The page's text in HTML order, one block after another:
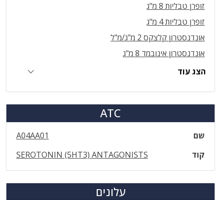
זופרן טבליות 8 מ"ג
זופרן טבליות 4 מ"ג
אונדנסטרון קלצקס 2 מ"ג/מ"ל
אונדנסטרון אינובמד 8 מ"ג
הצג עוד
ATC
שם
A04AA01
קוד
SEROTONIN (5HT3) ANTAGONISTS
עלונים